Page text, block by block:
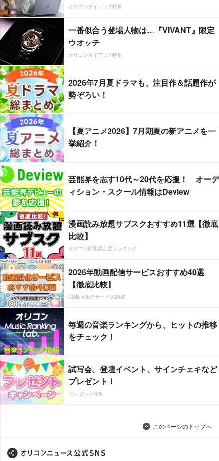
オリコンタイアップ特集
一番似合う登場人物は…『VIVANT』限定
ウオッチ
オリコンタイアップ特集
2026年7月夏ドラマも、注目作＆話題作が
勢ぞろい！
【夏アニメ2026】7月期夏の新アニメを一
挙紹介！
芸能界を志す10代～20代を応援！ オーデ
ィション・スクール情報はDeview
漫画読み放題サブスクおすすめ11選【徹底
比較】
オリコン顧客満足度ランキング
2026年動画配信サービスおすすめ40選
【徹底比較】
CS動画配信サービス20選
毎週の音楽ランキングから、ヒットの推移
をチェック！
試写会、登壇イベント、サインチェキなど
プレゼント！
プレゼント特集
このページのトップへ